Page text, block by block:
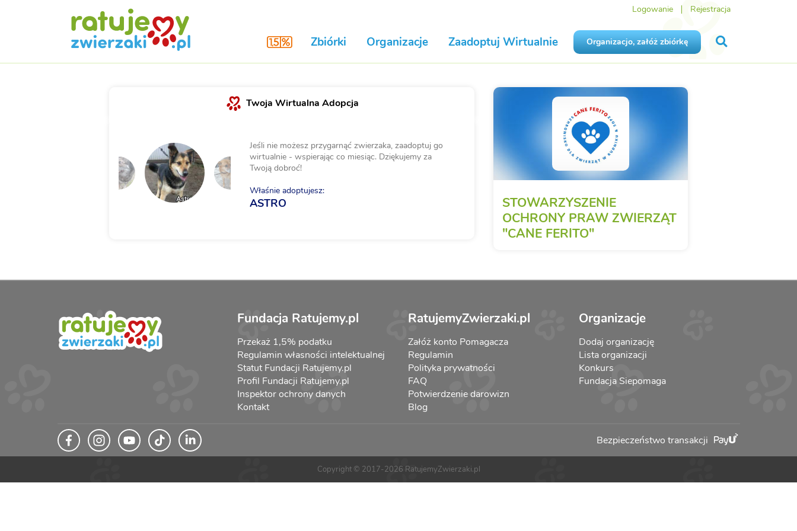
Logowanie Rejestracja
Zbiórki Organizacje Zaadoptuj Wirtualnie Organizacjo, załóż zbiórkę
Twoja Wirtualna Adopcja
Jeśli nie możesz przygarnąć zwierzaka, zaadoptuj go
wirtualnie - wspierając co miesiąc. Dziękujemy za
Twoją dobroć!
Właśnie adoptujesz:
ASTRO
STOWARZYSZENIE
OCHRONY PRAW ZWIERZĄT
"CANE FERITO"
Fundacja Ratujemy.pl
Przekaż 1,5% podatku
Regulamin własności intelektualnej
Statut Fundacji Ratujemy.pl
Profil Fundacji Ratujemy.pl
Inspektor ochrony danych
Kontakt
RatujemyZwierzaki.pl
Załóż konto Pomagacza
Regulamin
Polityka prywatności
FAQ
Potwierdzenie darowizn
Blog
Organizacje
Dodaj organizację
Lista organizacji
Konkurs
Fundacja Siepomaga
Bezpieczeństwo transakcji
Copyright © 2017-2026 RatujemyZwierzaki.pl